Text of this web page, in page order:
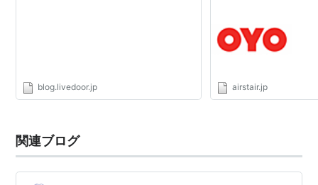
blog.livedoor.jp airstair.jp
関連ブログ